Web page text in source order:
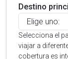
Destino
Selecciona el
viajar a
cobertura es